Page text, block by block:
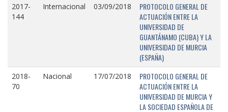
2017-
144
Internacional 03/09/2018
PROTOCOLO GENERAL DE
ACTUACIÓN ENTRE LA
UNIVERSIDAD DE
GUANTÁNAMO (CUBA) Y LA
UNIVERSIDAD DE MURCIA
(ESPAÑA)
2018-
70
Nacional 17/07/2018
PROTOCOLO GENERAL DE
ACTUACIÓN ENTRE LA
UNIVERSIDAD DE MURCIA Y
LA SOCIEDAD ESPAÑOLA DE